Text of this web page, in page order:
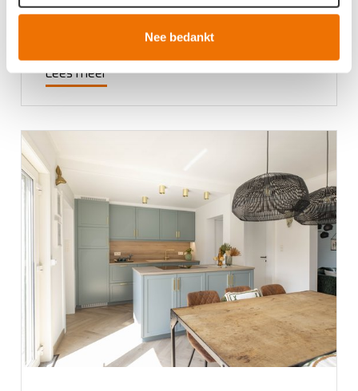
Lees meer over hoe uw persoonlijke gegevens worden
verwerkt en stel uw voorkeuren in het
intrekken in de Cookieverklaring.
Breng uw cookies, net als een keukenproject, op smaak
voor een ervaring op maat. Door de cookies te
accepteren, geniet u van een vloeiende ervaring. Ze
zorgen voor een
om te analyseren
wat beter kan en helpen ons om u
gepersonaliseerdeervaring te bieden zoals
aangegeven in het
Nee bedankt
Hanne en Quinten uit Familie
Lees meer